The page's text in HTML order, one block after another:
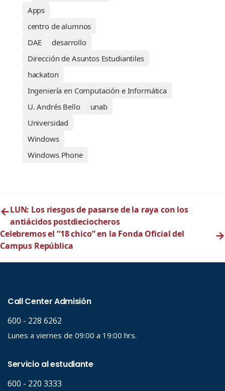
Apps
centro de alumnos
DAE
desarrollo
Dirección de Asuntos Estudiantiles
hackaton
Ingeniería en Computación e Informática
U. Andrés Bello
unab
Universidad
Windows
Windows Phone
←LUN: Los riesgos de pasarse de la raya con los
antiácidos postdieciocheros
Celebremos el “18 chico” en la Fonda Oficial del
Campus República
→